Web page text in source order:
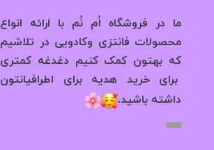
ما در فروشگاه اُم نُم با ارائه انواع
محصولات فانتزی وکادویی در تلاشیم
که بهتون کمک کنیم دغدغه کمتری
برای خرید هدیه برای اطرافیانتون
داشته باشید.